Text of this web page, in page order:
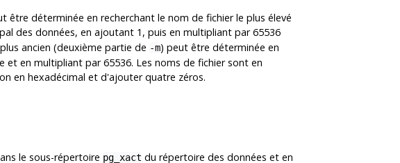
déterminée en recherchant le nom de fichier le plus élevé
des données, en ajoutant 1, puis en multipliant par 65536
ancien (deuxième partie de -m) peut être déterminée en
en multipliant par 65536. Les noms de fichier sont en
en hexadécimal et d'ajouter quatre zéros.
le sous-répertoire pg_xact du répertoire des données et en